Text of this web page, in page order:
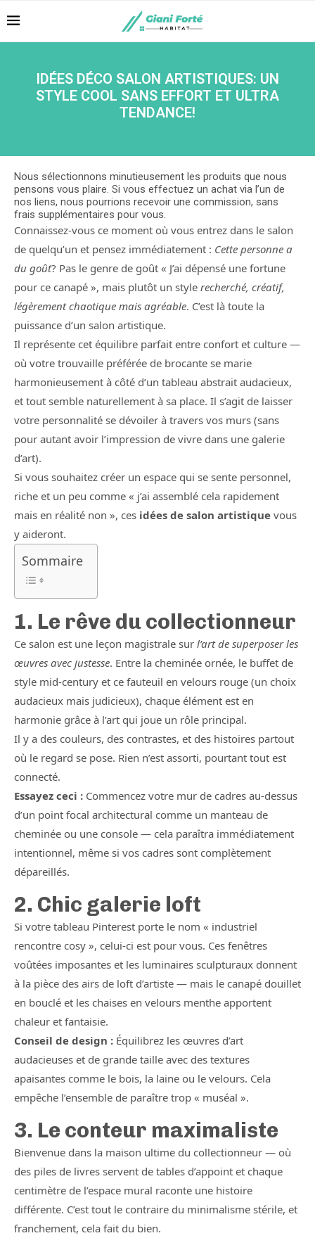
IDÉES DÉCO SALON ARTISTIQUES: UN
STYLE COOL SANS EFFORT ET ULTRA
TENDANCE!
Nous sélectionnons minutieusement les produits que nous
pensons vous plaire. Si vous effectuez un achat via l’un de
nos liens, nous pourrions recevoir une commission, sans
frais supplémentaires pour vous.
Connaissez-vous ce moment où vous entrez dans le salon
de quelqu’un et pensez immédiatement : Cette personne a
du goût? Pas le genre de goût « J’ai dépensé une fortune
pour ce canapé », mais plutôt un style recherché, créatif,
légèrement chaotique mais agréable. C’est là toute la
puissance d’un salon artistique.
Il représente cet équilibre parfait entre confort et culture —
où votre trouvaille préférée de brocante se marie
harmonieusement à côté d’un tableau abstrait audacieux,
et tout semble naturellement à sa place. Il s’agit de laisser
votre personnalité se dévoiler à travers vos murs (sans
pour autant avoir l’impression de vivre dans une galerie
d’art).
Si vous souhaitez créer un espace qui se sente personnel,
riche et un peu comme « j’ai assemblé cela rapidement
mais en réalité non », ces idées de salon artistique vous
y aideront.
Sommaire
1. Le rêve du collectionneur
Ce salon est une leçon magistrale sur l’art de superposer les
œuvres avec justesse. Entre la cheminée ornée, le buffet de
style mid-century et ce fauteuil en velours rouge (un choix
audacieux mais judicieux), chaque élément est en
harmonie grâce à l’art qui joue un rôle principal.
Il y a des couleurs, des contrastes, et des histoires partout
où le regard se pose. Rien n’est assorti, pourtant tout est
connecté.
Essayez ceci : Commencez votre mur de cadres au-dessus
d’un point focal architectural comme un manteau de
cheminée ou une console — cela paraîtra immédiatement
intentionnel, même si vos cadres sont complètement
dépareillés.
2. Chic galerie loft
Si votre tableau Pinterest porte le nom « industriel
rencontre cosy », celui-ci est pour vous. Ces fenêtres
voûtées imposantes et les luminaires sculpturaux donnent
à la pièce des airs de loft d’artiste — mais le canapé douillet
en bouclé et les chaises en velours menthe apportent
chaleur et fantaisie.
Conseil de design : Équilibrez les œuvres d’art
audacieuses et de grande taille avec des textures
apaisantes comme le bois, la laine ou le velours. Cela
empêche l’ensemble de paraître trop « muséal ».
3. Le conteur maximaliste
Bienvenue dans la maison ultime du collectionneur — où
des piles de livres servent de tables d’appoint et chaque
centimètre de l’espace mural raconte une histoire
différente. C’est tout le contraire du minimalisme stérile, et
franchement, cela fait du bien.